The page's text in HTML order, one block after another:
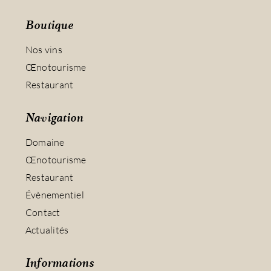
Boutique
Nos vins
Œnotourisme
Restaurant
Navigation
Domaine
Œnotourisme
Restaurant
Évènementiel
Contact
Actualités
Informations